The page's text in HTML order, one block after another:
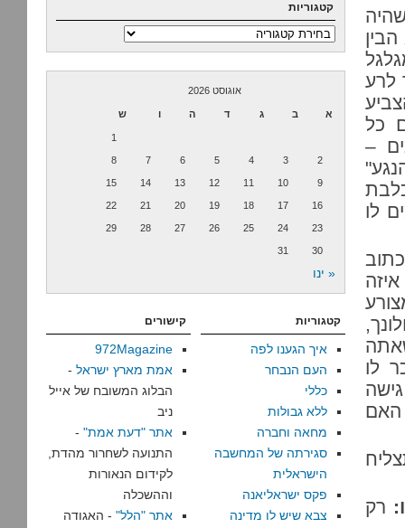
לרע
כל
–
לו
לו
האם
רק
קטגוריות
קטגוריות
אוגוסט 2026
א ב ג ד ה ו ש
1
2
3
4
5
6
7
8
9
10
11
12
13
14
15
16
17
18
19
20
21
22
23
24
25
26
27
28
29
30
31
« ינו
קטגוריות
איך הגענו לפה
העם הנבחר
כללי
ללא גבולות
מחאה וחברה
סגירתה של המחשבה
הישראלית
פקס ישראליאנה
צבא שיש לו מדינה
קישורים
972Magazine
אמת מארץ ישראל -
הבלוג המשובח של אייל
ניב
אתר "דעת אמת" -
התנועה לשחרור מהדת,
לקידום הנאורות
וההשכלה
אתר "הלל" - האגודה